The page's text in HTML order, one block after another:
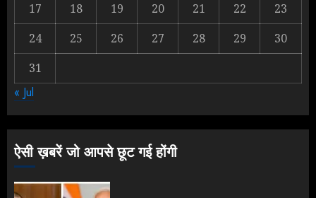
2
3
Rahul Gandhi के तीखे वार से बार-बार
17
18 19 20 21 22
23
24
25 26 27 28 29
30
31
« Jul
ऐसी ख़बरें जो आपसे छूट गई होंगी